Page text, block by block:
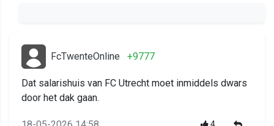
FcTwenteOnline +9777
Dat salarishuis van FC Utrecht moet inmiddels dwars
door het dak gaan.